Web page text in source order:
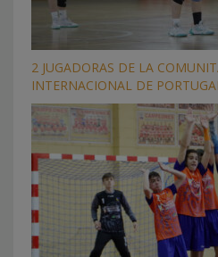
2 JUGADORAS DE LA
INTERNACIONAL DE